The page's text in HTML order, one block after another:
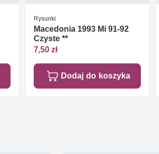
Rysunki
Macedonia 1993 Mi 91-92
Czyste **
7,50 zł
Dodaj do koszyka